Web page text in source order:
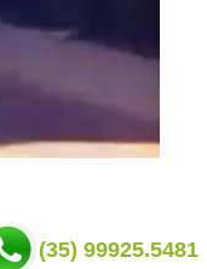
(35) 99925.5481